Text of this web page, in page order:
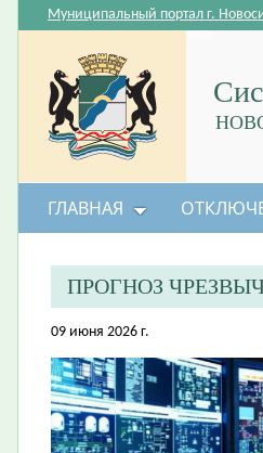
Муниципальный портал г.
ГЛАВНАЯ
ПРОГНОЗ
09 июня 2026 г.